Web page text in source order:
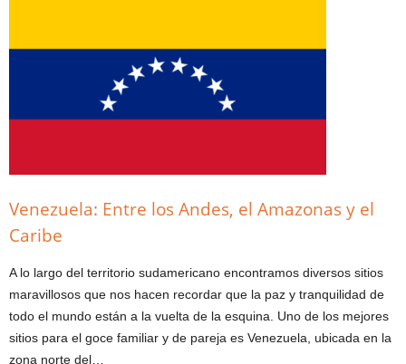
Venezuela: Entre los Andes, el Amazonas y el
Caribe
A lo largo del territorio sudamericano encontramos diversos sitios
maravillosos que nos hacen recordar que la paz y tranquilidad de
todo el mundo están a la vuelta de la esquina. Uno de los mejores
sitios para el goce familiar y de pareja es Venezuela, ubicada en la
zona norte del…